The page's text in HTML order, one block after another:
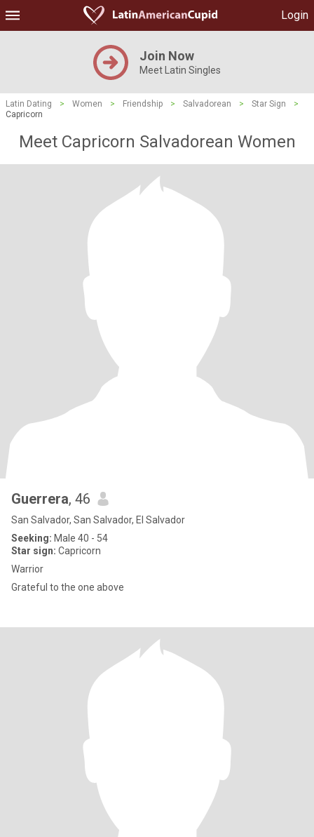
Login
Join Now
Meet Latin Singles
Latin Dating > Women > Friendship > Salvadorean > Star Sign
>
Capricorn
Meet Capricorn Salvadorean Women
Guerrera, 46
San Salvador, San Salvador, El Salvador
Seeking: Male 40 - 54
Star sign: Capricorn
Warrior
Grateful to the one above